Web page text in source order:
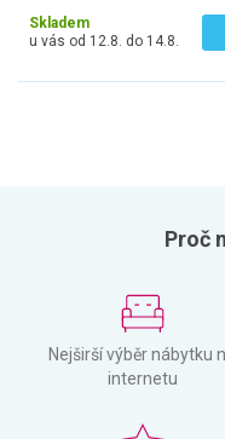
Skladem
u vás od 12.8. do 14.8.
Proč
Nejširší výběr nábytku
internetu